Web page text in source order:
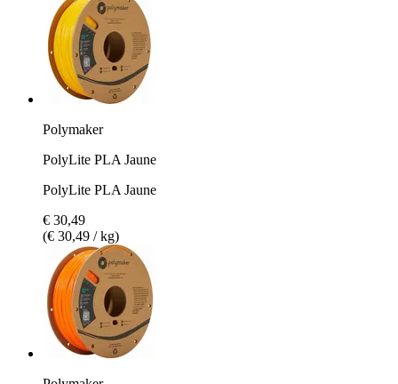
Polymaker
PolyLite PLA Jaune
PolyLite PLA Jaune
€ 30,49
(€ 30,49 / kg)